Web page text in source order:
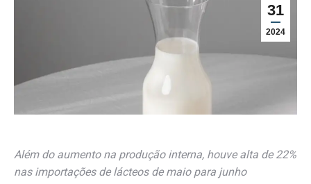
31
2024
Além do aumento na produção interna, houve alta de 22%
nas importações de lácteos de maio para junho